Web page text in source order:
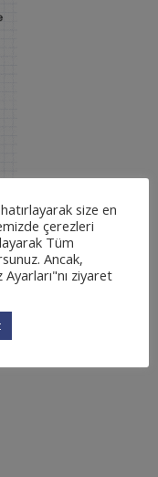
size en
çerezleri
Tüm
Ancak,
ziyaret